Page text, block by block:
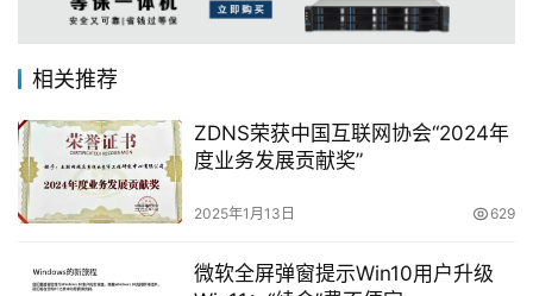
相关推荐
ZDNS荣获中国互联网协会“2024年
度业务发展贡献奖”
2025年1月13日 629
微软全屏弹窗提示Win10用户升级